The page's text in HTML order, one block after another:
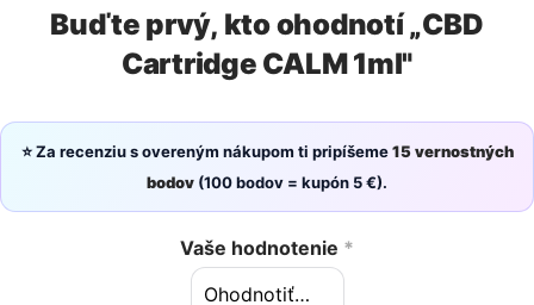
Buďte prvý, kto ohodnotí „CBD
Cartridge CALM 1ml"
⭐ Za recenziu s overeným nákupom ti pripíšeme15 vernostných
bodov (100 bodov = kupón 5 €).
Vaše hodnotenie *